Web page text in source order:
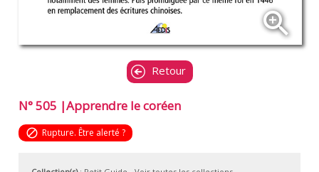
zoom_in
Retour
N° 505 |Apprendre le coréen
block Rupture. Être alerté ?